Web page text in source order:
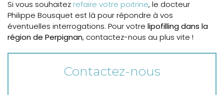
Si vous souhaitez refaire votre poitrine, le docteur
Philippe Bousquet est là pour répondre à vos
éventuelles interrogations. Pour votre lipofilling dans la
région de Perpignan, contactez-nous au plus vite !
Contactez-nous